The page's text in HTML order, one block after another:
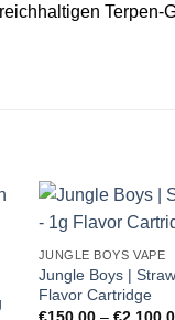
JUNGLE BOYS VAPE
Jungle Boys |
Flavor Cartridge